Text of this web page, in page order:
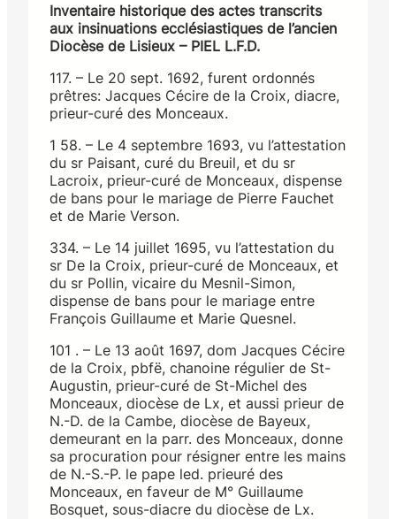
Inventaire historique des actes transcrits
aux insinuations ecclésiastiques de l’ancien
Diocèse de Lisieux – PIEL L.F.D.
117. – Le 20 sept. 1692, furent ordonnés
prêtres: Jacques Cécire de la Croix, diacre,
prieur-curé des Monceaux.
1 58. – Le 4 septembre 1693, vu l’attestation
du sr Paisant, curé du Breuil, et du sr
Lacroix, prieur-curé de Monceaux, dispense
de bans pour le mariage de Pierre Fauchet
et de Marie Verson.
334. – Le 14 juillet 1695, vu l’attestation du
sr De la Croix, prieur-curé de Monceaux, et
du sr Pollin, vicaire du Mesnil-Simon,
dispense de bans pour le mariage entre
François Guillaume et Marie Quesnel.
101 . – Le 13 août 1697, dom Jacques Cécire
de la Croix, pbfë, chanoine régulier de St-
Augustin, prieur-curé de St-Michel des
Monceaux, diocèse de Lx, et aussi prieur de
N.-D. de la Cambe, diocèse de Bayeux,
demeurant en la parr. des Monceaux, donne
sa procuration pour résigner entre les mains
de N.-S.-P. le pape led. prieuré des
Monceaux, en faveur de M° Guillaume
Bosquet, sous-diacre du diocèse de Lx.